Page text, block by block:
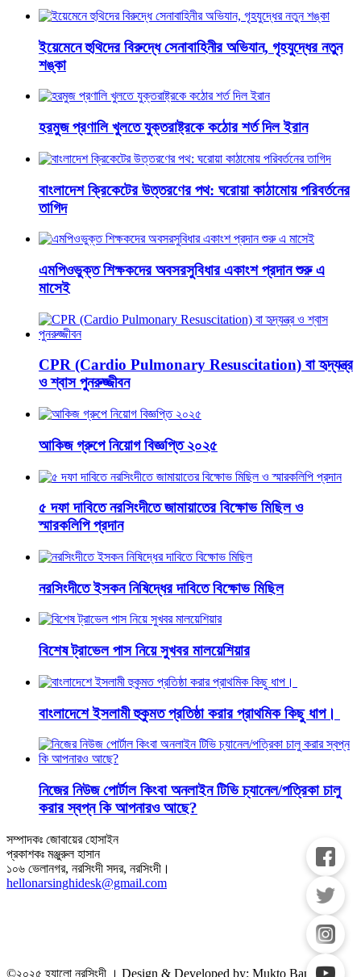
ইয়েমেনে হুথিদের বিরুদ্ধে সেনাবাহিনীর অভিযান, গৃহযুদ্ধের নতুন
শঙ্কা
হরমুজ প্রণালি খুলতে যুক্তরাষ্ট্রকে কঠোর শর্ত দিল ইরান
বাংলাদেশ ক্রিকেটের উত্তরণের পথ: ঘরোয়া কাঠামোয় পরিবর্তনের
তাগিদ
এমপিওভুক্ত শিক্ষকদের অবসরসুবিধার একাংশ প্রদান শুরু এ
মাসেই
CPR (Cardio Pulmonary Resuscitation) বা হৃদ্‌যন্ত্র
ও শ্বাস পুনরুজ্জীবন
আকিজ গ্রুপে নিয়োগ বিজ্ঞপ্তি ২০২৫
৫ দফা দাবিতে নরসিংদীতে জামায়াতের বিক্ষোভ মিছিল ও
স্মারকলিপি প্রদান
নরসিংদীতে ইসকন নিষিদ্ধের দাবিতে বিক্ষোভ মিছিল
বিশেষ ট্রাভেল পাস নিয়ে সুখবর মালয়েশিয়ার
বাংলাদেশে ইসলামী হুকুমত প্রতিষ্ঠা করার প্রাথমিক কিছু ধাপ।
নিজের নিউজ পোর্টাল কিংবা অনলাইন টিভি চ্যানেল/পত্রিকা চালু
করার স্বপ্ন কি আপনারও আছে?
সম্পাদকঃ জোবায়ের হোসাইন
প্রকাশকঃ মঞ্জুরুল হাসান
১০৬ ভেলানগর, নরসিংদী সদর, নরসিংদী।
hellonarsinghidesk@gmail.com
©২০২৫ হ্যালো নরসিংদী । Design & Developed by: Mukto Bangla IT